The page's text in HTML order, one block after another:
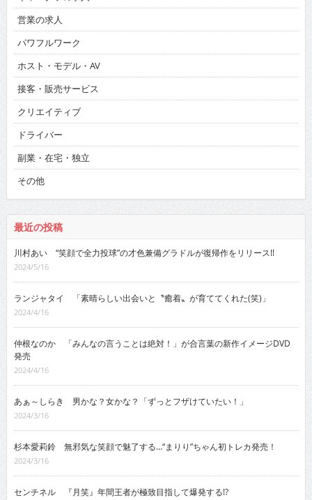
営業の求人
パワフルワーク
ホスト・モデル・AV
接客・販売サービス
クリエイティブ
ドライバー
副業・在宅・独立
その他
最近の投稿
川村あい “笑顔で全力投球”の才色兼備グラドルが復帰作をリリース!!
2024/5/16
ランジャタイ 「素晴らしい出会いと〝癒着〟が育ててくれた(笑)」
2024/4/16
仲根なのか 「みんなの言うことは絶対！」が合言葉の新作イメージDVD
発売
2024/4/16
あぁ～しらき 男かな？女かな？「ずっとフザけていたい！」
2024/3/16
杉本愛莉鈴 無邪気な笑顔で魅了する…“まりり”ちゃん初トレカ発売！
2024/3/16
センチネル 『月笑』年間王者が極致目指して爆発する!?